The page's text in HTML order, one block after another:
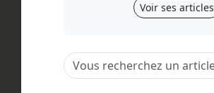
Voir ses articles